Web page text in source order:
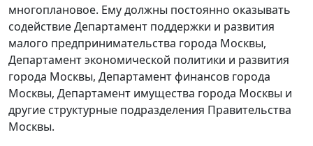
многоплановое. Ему должны постоянно оказывать
содействие Департамент поддержки и развития
малого предпринимательства города Москвы,
Департамент экономической политики и развития
города Москвы, Департамент финансов города
Москвы, Департамент имущества города Москвы и
другие структурные подразделения Правительства
Москвы.